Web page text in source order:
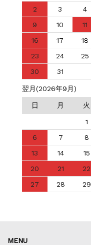
2
3 4
9
10 11
16
17 18
23
24 25
30
31
翌月(2026年9月)
日 月 火
1
6
7 8
13
14 15
20
21 22
27
28 29
MENU